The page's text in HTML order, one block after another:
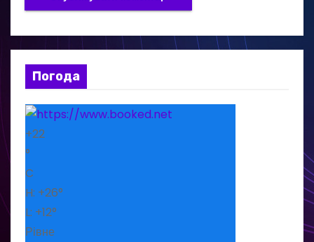
Погода
+22
°
C
H: +26°
L: +12°
Рівне